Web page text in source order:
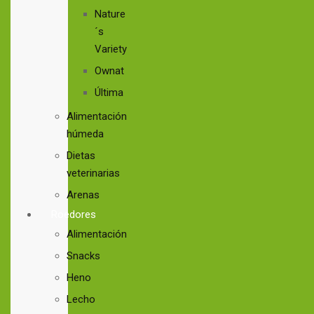
Nature
´s
Variety
Ownat
Última
Alimentación
húmeda
Dietas
veterinarias
Arenas
Roedores
Alimentación
Snacks
Heno
Lecho